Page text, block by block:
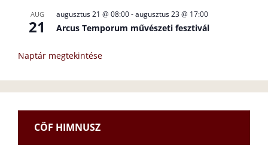
AUG
21
augusztus 21 @ 08:00-augusztus 23 @ 17:00
Arcus Temporum művészeti fesztivál
Naptár megtekintése
CÖF HIMNUSZ